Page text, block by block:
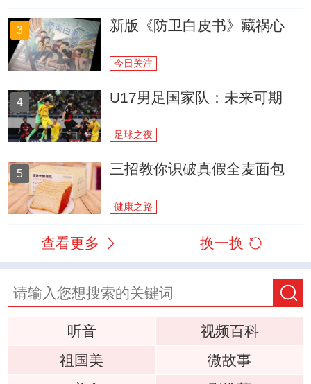
3 新版《防卫白皮书》藏祸心
今日关注
4 U17男足国家队：未来可期
足球之夜
5 三招教你识破真假全麦面包
健康之路
查看更多 换一换
听音
视频百科
祖国美
微故事